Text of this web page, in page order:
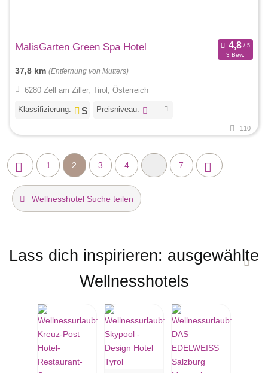
MalisGarten Green Spa Hotel
3 Bew.
37,8 km (Entfernung von Mutters)
6280 Zell am Ziller, Tirol, Österreich
Klassifizierung: Preisniveau:
110
1 2 3 4 7
Wellnesshotel Suche teilen
Lass dich inspirieren: ausgewählte
Wellnesshotels